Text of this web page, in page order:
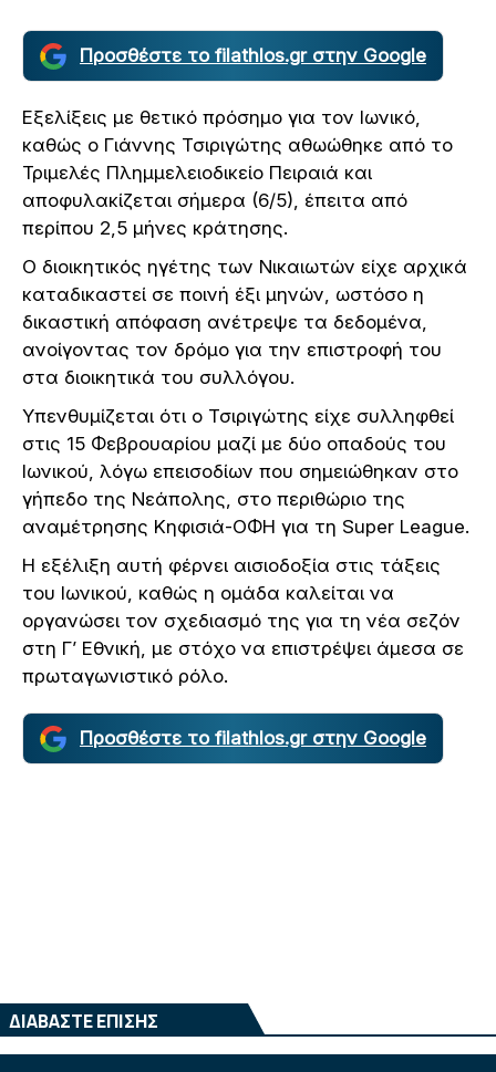
Προσθέστε το filathlos.gr στην Google
Εξελίξεις με θετικό πρόσημο για τον Ιωνικό,
καθώς ο Γιάννης Τσιριγώτης αθωώθηκε από το
Τριμελές Πλημμελειοδικείο Πειραιά και
αποφυλακίζεται σήμερα (6/5), έπειτα από
περίπου 2,5 μήνες κράτησης.
Ο διοικητικός ηγέτης των Νικαιωτών είχε αρχικά
καταδικαστεί σε ποινή έξι μηνών, ωστόσο η
δικαστική απόφαση ανέτρεψε τα δεδομένα,
ανοίγοντας τον δρόμο για την επιστροφή του
στα διοικητικά του συλλόγου.
Υπενθυμίζεται ότι ο Τσιριγώτης είχε συλληφθεί
στις 15 Φεβρουαρίου μαζί με δύο οπαδούς του
Ιωνικού, λόγω επεισοδίων που σημειώθηκαν στο
γήπεδο της Νεάπολης, στο περιθώριο της
αναμέτρησης Κηφισιά-ΟΦΗ για τη Super League.
Η εξέλιξη αυτή φέρνει αισιοδοξία στις τάξεις
του Ιωνικού, καθώς η ομάδα καλείται να
οργανώσει τον σχεδιασμό της για τη νέα σεζόν
στη Γ’ Εθνική, με στόχο να επιστρέψει άμεσα σε
πρωταγωνιστικό ρόλο.
Προσθέστε το filathlos.gr στην Google
ΔΙΑΒΑΣΤΕ ΕΠΙΣΗΣ